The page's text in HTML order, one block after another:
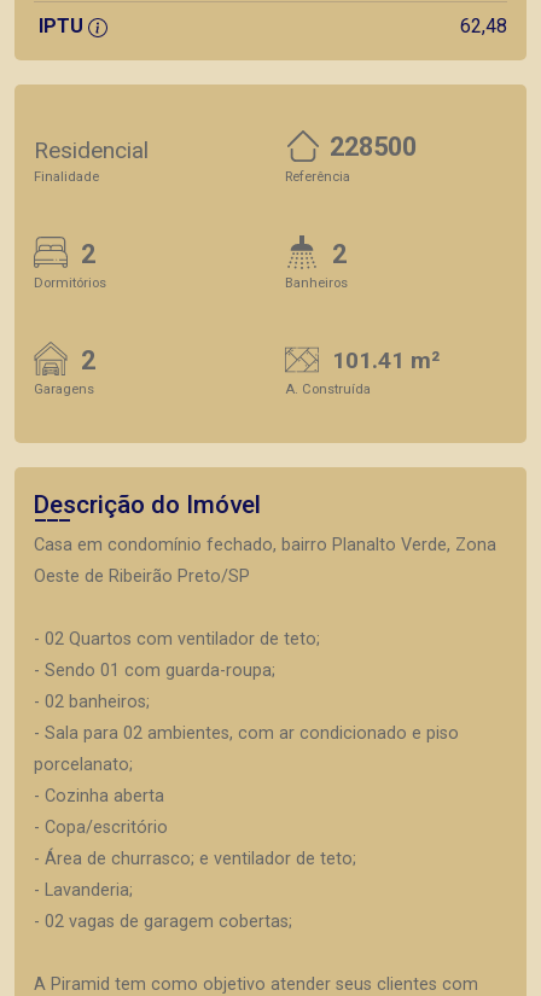
IPTU
62,48
Residencial
Finalidade
228500
Referência
2
Dormitórios
2
Banheiros
2
Garagens
101.41 m²
A. Construída
Descrição do Imóvel
Casa em condomínio fechado, bairro Planalto Verde, Zona
Oeste de Ribeirão Preto/SP
- 02 Quartos com ventilador de teto;
- Sendo 01 com guarda-roupa;
- 02 banheiros;
- Sala para 02 ambientes, com ar condicionado e piso
porcelanato;
- Cozinha aberta
- Copa/escritório
- Área de churrasco; e ventilador de teto;
- Lavanderia;
- 02 vagas de garagem cobertas;
A Piramid tem como objetivo atender seus clientes com